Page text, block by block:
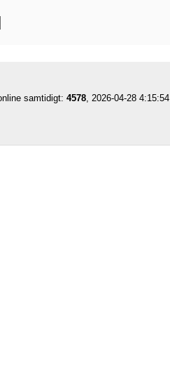
samtidigt: 4578, 2026-04-28 4:15:54